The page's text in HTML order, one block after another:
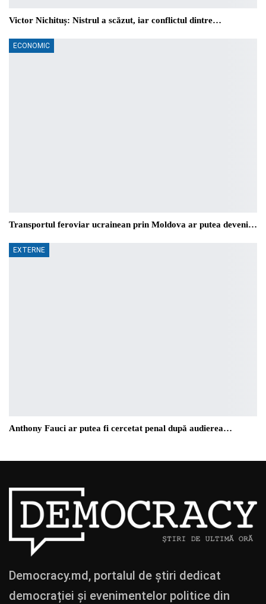
Victor Nichituș: Nistrul a scăzut, iar conflictul dintre…
ECONOMIC
Transportul feroviar ucrainean prin Moldova ar putea deveni…
EXTERNE
Anthony Fauci ar putea fi cercetat penal după audierea…
Democracy.md, portalul de știri dedicat
democrației și evenimentelor politice din